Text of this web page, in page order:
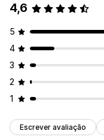
4,6
5
4
3
2
1
Escrever avaliação